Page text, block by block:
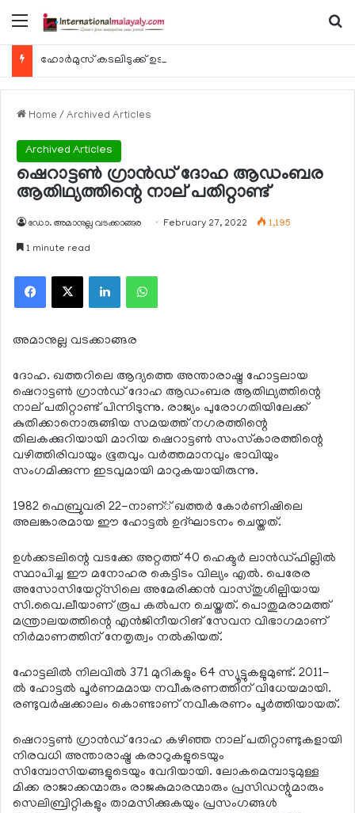
Menu
ഹോര്‍മുസ് കടലിടുക്ക് ഉടന്‍ തുറന്നേക്കും
Home / Archived Articles
Archived Articles
ഷെറാട്ടണ്‍ ഗ്രാന്‍ഡ് ദോഹ ആഡംബര
ആതിഥ്യത്തിന്റെ നാല് പതിറ്റാണ്ട്
ഡോ. അമാനുല്ല വടക്കാങ്ങര February 27, 2022 1,195
1 minute read
Facebook
X LinkedInWhatsApp
അമാനുല്ല വടക്കാങ്ങര
ദോഹ. ഖത്തറിലെ ആദ്യത്തെ അന്താരാഷ്ട്ര ഹോട്ടലായ
ഷെറാട്ടണ്‍ ഗ്രാന്‍ഡ് ദോഹ ആഡംബര ആതിഥ്യത്തിന്റെ
നാല് പതിറ്റാണ്ട് പിന്നിടുന്നു. രാജ്യം പുരോഗതിയിലേക്ക്
കുതിക്കാനൊരുങ്ങിയ സമയത്ത് നഗരത്തിന്റെ
തിലകക്കുറിയായി മാറിയ ഷെറാട്ടണ്‍ സംസ്‌കാരത്തിന്റെ
വഴിത്തിരിവായും ഭൂതവും വര്‍ത്തമാനവും ഭാവിയും
സംഗമിക്കുന്ന ഇടവുമായി മാറുകയായിരുന്നു.
1982 ഫെബ്രുവരി 22-നാണ്് ഖത്തര്‍ കോര്‍ണിഷിലെ
അലങ്കാരമായ ഈ ഹോട്ടല്‍ ഉദ്ഘാടനം ചെയ്തത്.
ഉള്‍ക്കടലിന്റെ വടക്കേ അറ്റത്ത് 40 ഹെക്ടര്‍ ലാന്‍ഡ്ഫില്ലില്‍
സ്ഥാപിച്ച ഈ മനോഹര കെട്ടിടം വില്യം എല്‍. പെരേര
അസോസിയേറ്റ്സിലെ അമേരിക്കന്‍ വാസ്തുശില്പിയായ
സി.വൈ.ലീയാണ് രൂപ കല്‍പന ചെയ്തത്. പൊതുമരാമത്ത്
മന്ത്രാലയത്തിന്റെ എന്‍ജിനീയറിങ് സേവന വിഭാഗമാണ്
നിര്‍മാണത്തിന് നേതൃത്വം നല്‍കിയത്.
ഹോട്ടലില്‍ നിലവില്‍ 371 മുറികളും 64 സ്യൂട്ടുകളുമുണ്ട്. 2011-
ല്‍ ഹോട്ടല്‍ പൂര്‍ണമമായ നവീകരണത്തിന് വിധേയമായി.
രണ്ടുവര്‍ഷക്കാലം കൊണ്ടാണ് നവീകരണം പൂര്‍ത്തിയായത്.
ഷെറാട്ടണ്‍ ഗ്രാന്‍ഡ് ദോഹ കഴിഞ്ഞ നാല് പതിറ്റാണ്ടുകളായി
നിരവധി അന്താരാഷ്ട്ര കരാറുകളുടെയും
സിമ്പോസിയങ്ങളുടെയും വേദിയായി. ലോകമെമ്പാടുമുള്ള
മിക്ക രാജാക്കന്മാരും രാജകുമാരന്മാരും പ്രസിഡന്റുമാരും
സെലിബ്രിറ്റികളും താമസിക്കുകയും പ്രസംഗങ്ങള്‍